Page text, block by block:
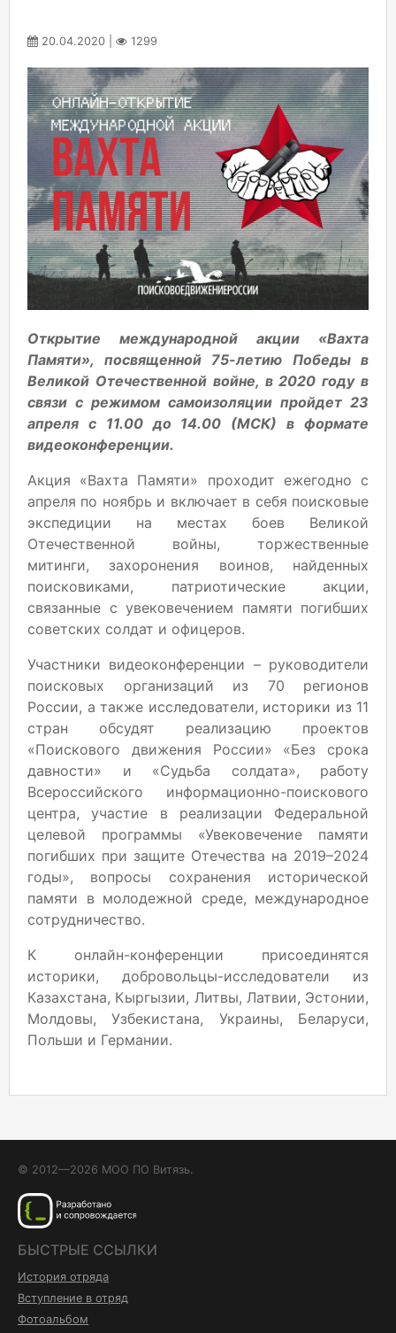
20.04.2020 | 1299
Открытие международной акции «Вахта
Памяти», посвященной 75-летию Победы в
Великой Отечественной войне, в 2020 году в
связи с режимом самоизоляции пройдет 23
апреля с 11.00 до 14.00 (МСК) в формате
видеоконференции.
Акция «Вахта Памяти» проходит ежегодно с
апреля по ноябрь и включает в себя поисковые
экспедиции на местах боев Великой
Отечественной войны, торжественные
митинги, захоронения воинов, найденных
поисковиками, патриотические акции,
связанные с увековечением памяти погибших
советских солдат и офицеров.
Участники видеоконференции – руководители
поисковых организаций из 70 регионов
России, а также исследователи, историки из 11
стран обсудят реализацию проектов
«Поискового движения России» «Без срока
давности» и «Судьба солдата», работу
Всероссийского информационно-поискового
центра, участие в реализации Федеральной
целевой программы «Увековечение памяти
погибших при защите Отечества на 2019–2024
годы», вопросы сохранения исторической
памяти в молодежной среде, международное
сотрудничество.
К онлайн-конференции присоединятся
историки, добровольцы-исследователи из
Казахстана, Кыргызии, Литвы, Латвии, Эстонии,
Молдовы, Узбекистана, Украины, Беларуси,
Польши и Германии.
© 2012—2026 МОО ПО Витязь.
БЫСТРЫЕ ССЫЛКИ
История отряда
Вступление в отряд
Фотоальбом